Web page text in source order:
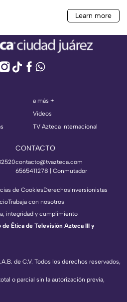
a más +
Videos
TV Azteca Internacional
CONTACTO
contacto@tvazteca.com
6565411278 | Conmutador
de C.V. Todos los derechos reservados,
o parcial sin la autorización previa,
de CookiesDerechosInversionistas
Trabaja con nosotros
integridad y cumplimiento
Ética de Televisión Azteca III y